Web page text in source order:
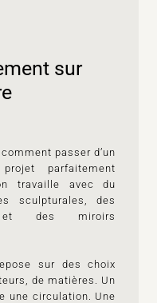
sur
passer d’un
parfaitement
travaille avec du
sculpturales, des
et des miroirs
sur des choix
de matières. Un
une circulation. Une